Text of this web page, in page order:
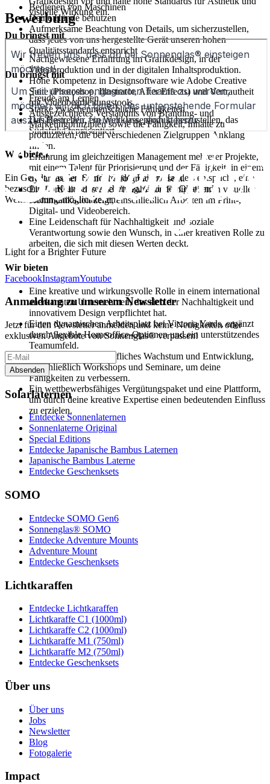
visuelle Wirkung ein.
Du bringst mit
Nachgewiesene Erfahrung im Grafikdesign, in der
Videoproduktion und in der digitalen Inhaltsproduktion.
Hohe Kompetenz in Designsoftware wie Adobe Creative
Suite (Photoshop, Illustrator, After Effects) und Vertrautheit
mit Videobearbeitungstools.
Ausgezeichnetes Verständnis von Branding- und
Marketingprinzipien sowie die Fähigkeit, Inhalte zu
produzieren, die bei verschiedenen Zielgruppen Anklang
finden.
Erfahrung im gleichzeitigen Management mehrerer Projekte,
mit einem Talent für Priorisierung und der Fähigkeit, in einem
dynamischen Umfeld erfolgreich zu sein.
Ein Portfolio, das eine Vielzahl von Fähigkeiten in visueller
Kommunikation zeigt, einschließlich Arbeiten im Print-,
Digital- und Videobereich.
Eine Leidenschaft für Nachhaltigkeit und soziale
Verantwortung sowie den Wunsch, in einer kreativen Rolle zu
arbeiten, die sich mit diesen Werten deckt.
Wir bieten
Eine kreative und wirkungsvolle Rolle in einem international
anerkannten Unternehmen, das sich der Nachhaltigkeit und
innovativem Design verpflichtet hat.
Einen dynamischen Arbeitsplatz bei Victoria Yards, ergänzt
durch flexible Homeoffice-Optionen und ein unterstützendes
Teamumfeld.
Möglichkeiten für berufliches Wachstum und Entwicklung,
einschließlich Workshops und Seminare, um deine
Fähigkeiten zu verbessern.
Ein wettbewerbsfähiges Vergütungspaket und eine Plattform,
um durch deine kreative Expertise einen bedeutenden Einfluss
zu erzielen.
Bedienen von Maschinen
Deine Hände benutzen
Aufmerksame Beachtung von Details, um sicherzustellen,
dass jedes von uns hergestellte Gerät unseren hohen
Qualitätsstandards entspricht
Du bringst mit
Freude am Lernen
Starke zwischenmenschliche Fähigkeiten
Das Bestreben, ein Weltklasseprodukt herzustellen, das
Südafrika repräsentiert
Wir bieten
Ein Gehalt, das den Standards des Fairen Handels entspricht, eine
bezuschusste Krankenversicherung, tägliches Obst und
Weiterbildungsmöglichkeiten.
Bewerbung
Light for a Brighter Future
FacebookInstagramYoutube
Anmeldung zu unserem Newsletter
Jetzt für den Newsletter anmelden und keine Neuigkeiten oder
exklusiven Angebote von Sonnenglas® verpassen!
Absenden
Solarlaternen
Entdecke Sonnenlaternen
Sonnenlaterne Original
Special Editions
Entdecke Japanische Bambus Laternen
Japanische Bambus Laterne
Entdecke Geschenksets
SOMO
Entdecke SOMO Gen6
Sonnenglas® SOMO
Entdecke Adventure Mounts
Adventure Mount
Entdecke Geschenksets
Lichtkaraffen
Entdecke Lichtkaraffen
Lichtkaraffe C1 (1000ml)
Lichtkaraffe C2 (1000ml)
Lichtkaraffe M1 (750ml)
Lichtkaraffe M2 (750ml)
Entdecke Geschenksets
Über uns
Über uns
Jobs
Newsletter
Blog
Fotogalerie
Impact